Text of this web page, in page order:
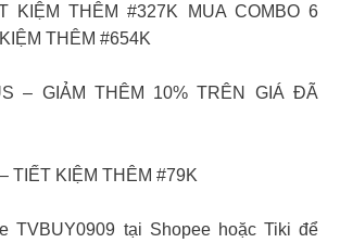
KIỆM THÊM #327K MUA COMBO 6
THÊM #654K
– GIẢM THÊM 10% TRÊN GIÁ ĐÃ
TIẾT KIỆM THÊM #79K
TVBUY0909 tại Shopee hoặc Tiki để